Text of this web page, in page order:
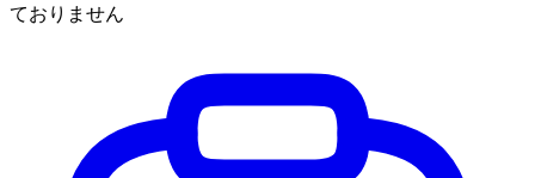
ておりません